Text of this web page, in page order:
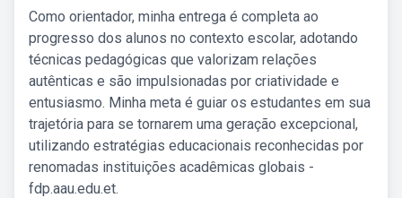
Como orientador, minha entrega é completa ao
progresso dos alunos no contexto escolar, adotando
técnicas pedagógicas que valorizam relações
autênticas e são impulsionadas por criatividade e
entusiasmo. Minha meta é guiar os estudantes em sua
trajetória para se tornarem uma geração excepcional,
utilizando estratégias educacionais reconhecidas por
renomadas instituições acadêmicas globais -
fdp.aau.edu.et.